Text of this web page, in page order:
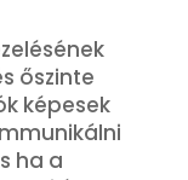
őszinte
képesek
ha a